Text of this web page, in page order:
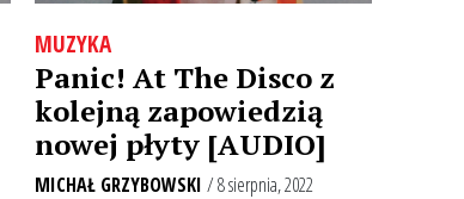
MUZYKA
Panic! At The Disco z
kolejną zapowiedzią
nowej płyty [AUDIO]
MICHAŁ GRZYBOWSKI / 8 sierpnia, 2022